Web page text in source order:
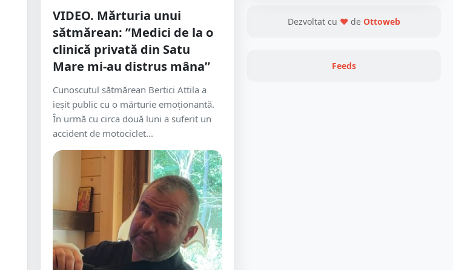
VIDEO. Mărturia unui
sătmărean: ”Medici de la o
clinică privată din Satu
Mare mi-au distrus mâna”
Cunoscutul sătmărean Bertici Attila a
ieșit public cu o mărturie emoționantă.
În urmă cu circa două luni a suferit un
accident de motociclet...
Dezvoltat cu ❤ de Ottoweb
Feeds